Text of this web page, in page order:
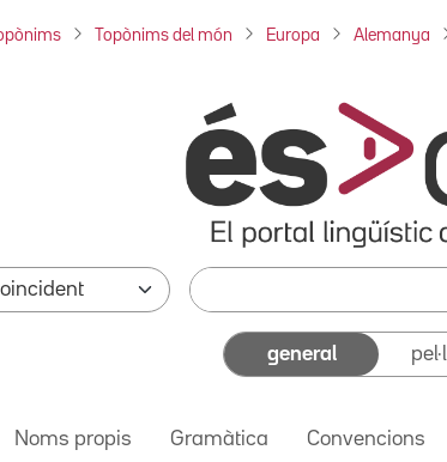
Topònims del món Europa Alemanya
general
Noms propis Gramàtica Convencions